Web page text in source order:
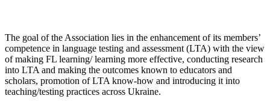
The goal of the Association lies in the enhancement of its members’
competence in language testing and assessment (LTA) with the view
of making FL learning/ learning more effective, conducting research
into LTA and making the outcomes known to educators and
scholars, promotion of LTA know-how and introducing it into
teaching/testing practices across Ukraine.